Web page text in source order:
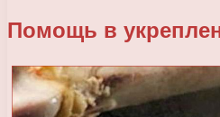
Помощь в